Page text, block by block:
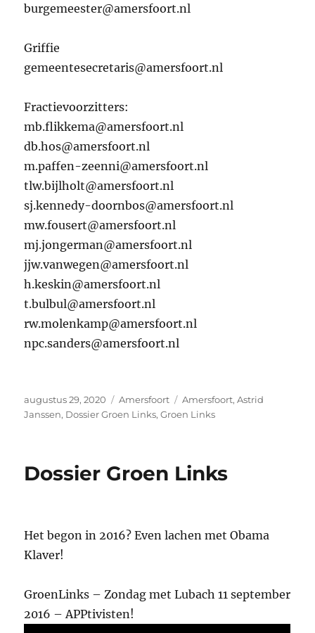
burgemeester@amersfoort.nl
Griffie
gemeentesecretaris@amersfoort.nl
Fractievoorzitters:
mb.flikkema@amersfoort.nl
db.hos@amersfoort.nl
m.paffen-zeenni@amersfoort.nl
tlw.bijlholt@amersfoort.nl
sj.kennedy-doornbos@amersfoort.nl
mw.fousert@amersfoort.nl
mj.jongerman@amersfoort.nl
jjw.vanwegen@amersfoort.nl
h.keskin@amersfoort.nl
t.bulbul@amersfoort.nl
rw.molenkamp@amersfoort.nl
npc.sanders@amersfoort.nl
Geplaatst
op
augustus 29, 2020 Categorieën
Amersfoort Tags
Amersfoort,Astrid
Janssen, Dossier Groen Links,Groen Links
Dossier Groen Links
Het begon in 2016? Even lachen met Obama
Klaver!
GroenLinks – Zondag met Lubach 11 september
2016 – APPtivisten!